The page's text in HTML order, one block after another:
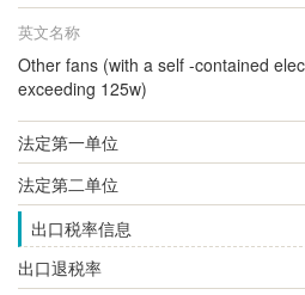
英文名称
Other fans (with a self -contained
exceeding 125w)
法定第一单位
法定第二单位
出口税率信息
出口退税率